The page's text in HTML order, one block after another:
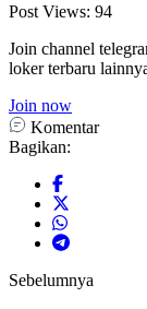
Post Views: 94
Join channel
loker terbaru
Join now
Komentar
Bagikan:
Sebelumnya